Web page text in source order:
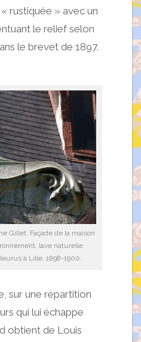
rustiquée » avec un
le relief selon
le brevet de 1897.
Gillet. Façade de la maison
lave naturelle
à Lille. 1898-1900.
sur une répartition
qui lui échappe
obtient de Louis